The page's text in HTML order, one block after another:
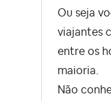
Ou seja
viajantes
entre os
maioria.
Não